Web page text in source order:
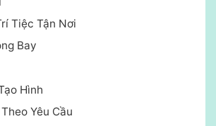
Tiệc Tận Nơi
Bay
Hình
Yêu Cầu